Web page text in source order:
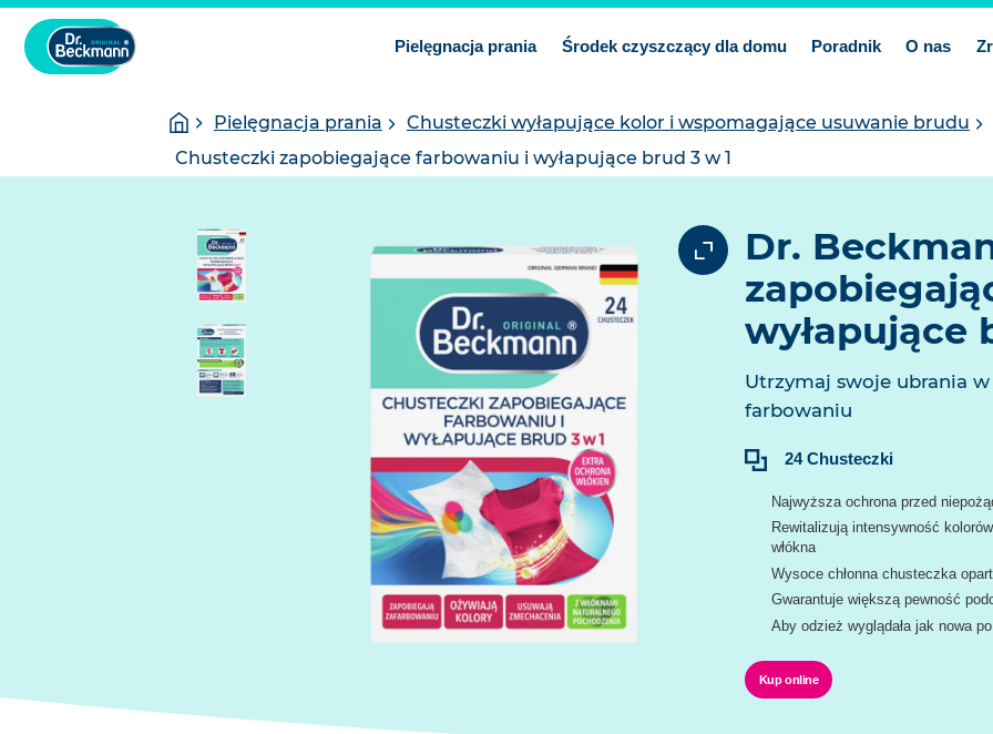
Pielęgnacja prania Środek czyszczący dla domu Poradnik O nas
You
are
here:
Homepage
Pielęgnacja prania
Chusteczki wyłapujące kolor i wspomagające usuwanie brudu
Chusteczki zapobiegające farbowaniu i wyłapujące brud 3 w 1
Dr.
wyłapujące
Utrzymaj swoje ubrania
farbowaniu
Treść:24 Chusteczki
Najwyższa ochrona przed
Rewitalizują intensywność
włókna
Wysoce chłonna chusteczka
Gwarantuje większą pewność
Aby odzież wyglądała jak nowa
Kup online